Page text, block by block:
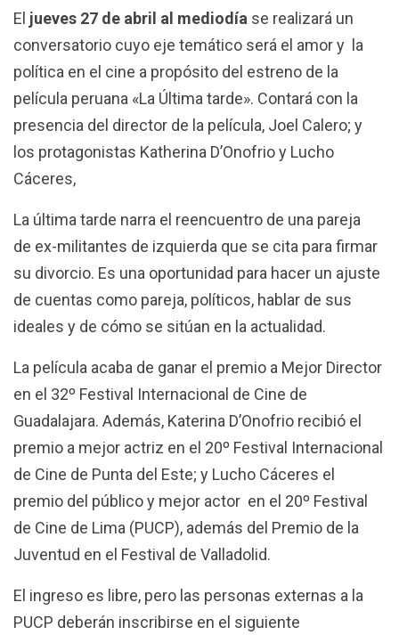
El jueves 27 de abril al mediodía se realizará un
conversatorio cuyo eje temático será el amor y la
política en el cine a propósito del estreno de la
película peruana «La Última tarde». Contará con la
presencia del director de la película, Joel Calero; y
los protagonistas Katherina D’Onofrio y Lucho
Cáceres,
La última tarde narra el reencuentro de una pareja
de ex-militantes de izquierda que se cita para firmar
su divorcio. Es una oportunidad para hacer un ajuste
de cuentas como pareja, políticos, hablar de sus
ideales y de cómo se sitúan en la actualidad.
La película acaba de ganar el premio a Mejor Director
en el 32º Festival Internacional de Cine de
Guadalajara. Además, Katerina D’Onofrio recibió el
premio a mejor actriz en el 20º Festival Internacional
de Cine de Punta del Este; y Lucho Cáceres el
premio del público y mejor actor en el 20º Festival
de Cine de Lima (PUCP), además del Premio de la
Juventud en el Festival de Valladolid.
El ingreso es libre, pero las personas externas a la
PUCP deberán inscribirse en el siguiente